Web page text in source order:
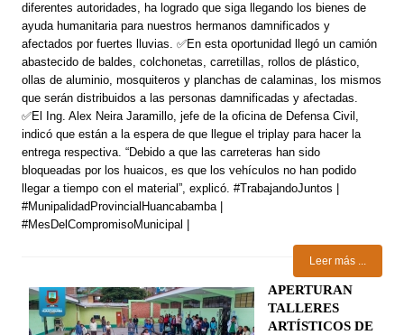
diferentes autoridades, ha logrado que siga llegando los bienes de
ayuda humanitaria para nuestros hermanos damnificados y
afectados por fuertes lluvias. ✅En esta oportunidad llegó un camión
abastecido de baldes, colchonetas, carretillas, rollos de plástico,
ollas de aluminio, mosquiteros y planchas de calaminas, los mismos
que serán distribuidos a las personas damnificadas y afectadas.
✅El Ing. Alex Neira Jaramillo, jefe de la oficina de Defensa Civil,
indicó que están a la espera de que llegue el triplay para hacer la
entrega respectiva. “Debido a que las carreteras han sido
bloqueadas por los huaicos, es que los vehículos no han podido
llegar a tiempo con el material”, explicó. #TrabajandoJuntos |
#MunipalidadProvincialHuancabamba |
#MesDelCompromisoMunicipal |
Leer más ...
APERTURAN
TALLERES
ARTÍSTICOS DE